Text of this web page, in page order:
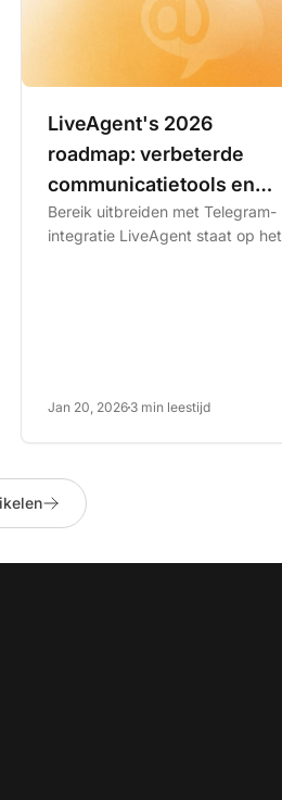
LiveAgent's 2026
roadmap: verbeterde
communicatietools en
geoptimaliseerde
gebruikerservaring
Bereik uitbreiden met Telegram-
integratie LiveAgent staat op het
Jan 20, 2026 3 min leestijd